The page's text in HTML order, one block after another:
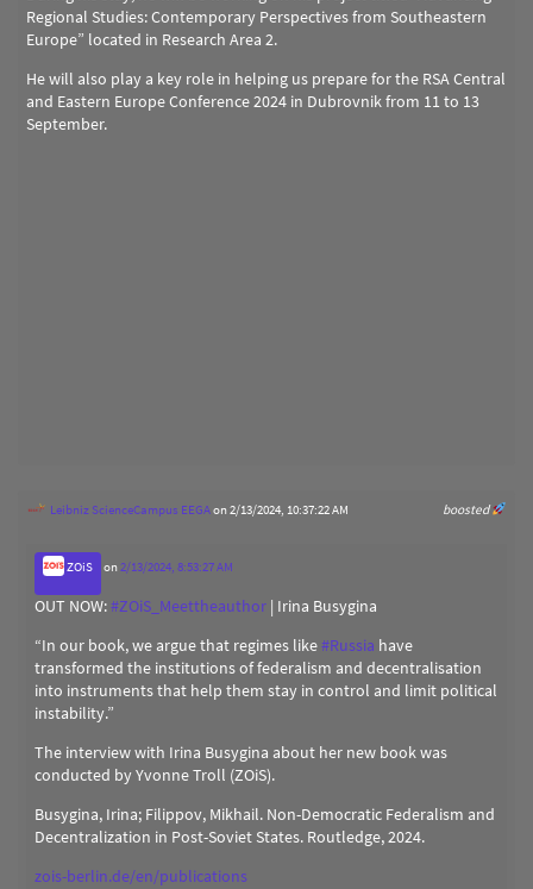
Regional Studies: Contemporary Perspectives from Southeastern
Europe” located in Research Area 2.
He will also play a key role in helping us prepare for the RSA Central
and Eastern Europe Conference 2024 in Dubrovnik from 11 to 13
September.
boosted
Leibniz ScienceCampus EEGAon 2/13/2024, 10:37:22 AM
ZOiS on2/13/2024, 8:53:27 AM
OUT NOW:#ZOiS_Meettheauthor | Irina Busygina
“In our book, we argue that regimes like#Russia have
transformed the institutions of federalism and decentralisation
into instruments that help them stay in control and limit political
instability.”
The interview with Irina Busygina about her new book was
conducted by Yvonne Troll (ZOiS).
Busygina, Irina; Filippov, Mikhail. Non-Democratic Federalism and
Decentralization in Post-Soviet States. Routledge, 2024.
zois-berlin.de/en/publications